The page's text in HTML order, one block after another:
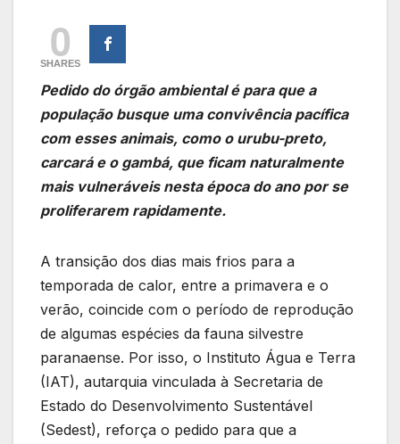
0
SHARES
Pedido do órgão ambiental é para que a
população busque uma convivência pacífica
com esses animais, como o urubu-preto,
carcará e o gambá, que ficam naturalmente
mais vulneráveis nesta época do ano por se
proliferarem rapidamente.
A transição dos dias mais frios para a
temporada de calor, entre a primavera e o
verão, coincide com o período de reprodução
de algumas espécies da fauna silvestre
paranaense. Por isso, o Instituto Água e Terra
(IAT), autarquia vinculada à Secretaria de
Estado do Desenvolvimento Sustentável
(Sedest), reforça o pedido para que a